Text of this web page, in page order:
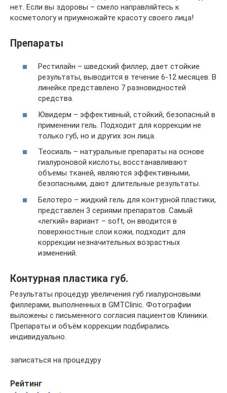
нет. Если вы здоровы – смело направляйтесь к
косметологу и приумножайте красоту своего лица!
Препараты
Рестилайн – шведский филлер, дает стойкие
результаты, выводится в течение 6-12 месяцев. В
линейке представлено 7 разновидностей
средства.
Ювидерм – эффективный, стойкий, безопасный в
применении гель. Подходит для коррекции не
только губ, но и других зон лица.
Теосиаль – натуральные препараты на основе
гиалуроновой кислоты, восстанавливают
объемы тканей, являются эффективными,
безопасными, дают длительные результаты.
Белотеро – жидкий гель для контурной пластики,
представлен 3 сериями препаратов. Самый
«легкий» вариант – soft, он вводится в
поверхностные слои кожи, подходит для
коррекции незначительных возрастных
изменений.
Контурная пластика губ.
Результаты процедур увеличения губ гиалуроновыми
филлерами, выполненных в GMTClinic. Фотографии
выложены с письменного согласия пациентов Клиники.
Препараты и объём коррекции подбирались
индивидуально.
записаться на процедуру
Рейтинг